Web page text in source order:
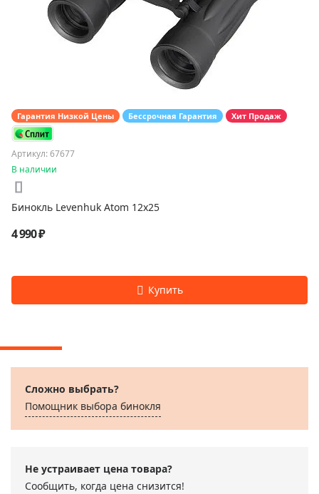
Гарантия Низкой Цены Бессрочная Гарантия Хит Продаж
Артикул: 67677
В наличии
Бинокль Levenhuk Atom 12x25
4 990 ₽
Сложно выбрать?
Помощник выбора бинокля
Не устраивает цена товара?
Сообщить, когда цена снизится!